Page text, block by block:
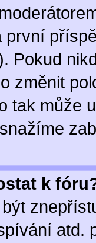
první
Pokud
změnit
tak může
k
atd.